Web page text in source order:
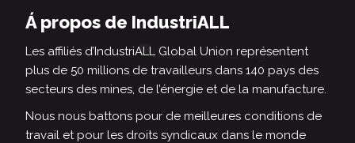
Á propos de IndustriALL
Les affiliés d’IndustriALL Global Union représentent
plus de 50 millions de travailleurs dans 140 pays des
secteurs des mines, de l’énergie et de la manufacture.
Nous nous battons pour de meilleures conditions de
travail et pour les droits syndicaux dans le monde